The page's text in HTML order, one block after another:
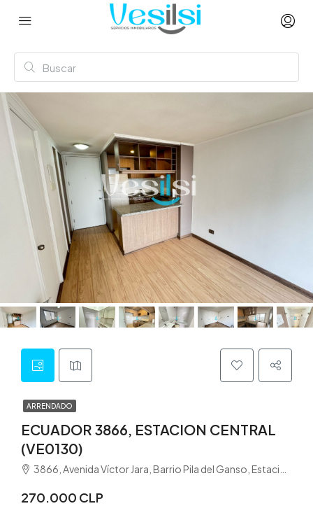
ARRENDADO
ECUADOR 3866, ESTACION CENTRAL
(VE0130)
3866, Avenida Víctor Jara, Barrio Pila del Ganso, Estación Central, Provincia de Santiago, Región Metropolitana de Santiago, 8370261, Chile
270.000 CLP